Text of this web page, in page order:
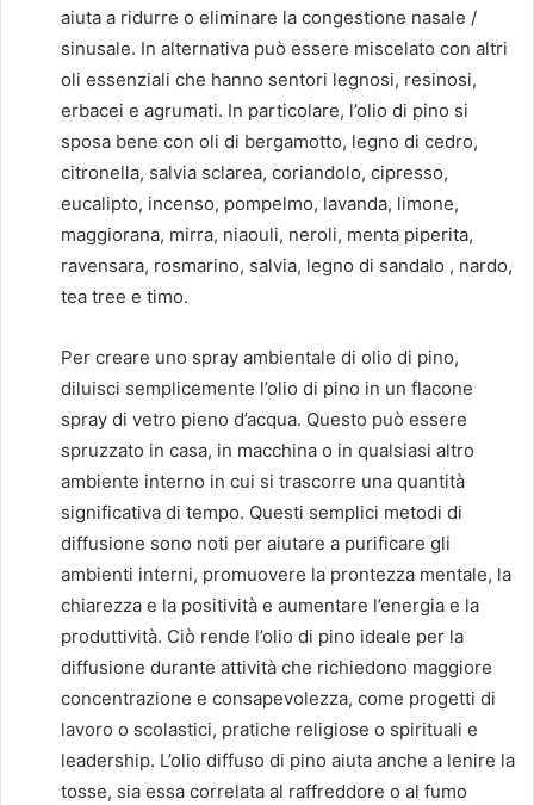
aiuta a ridurre o eliminare la congestione nasale /
sinusale. In alternativa può essere miscelato con altri
oli essenziali che hanno sentori legnosi, resinosi,
erbacei e agrumati. In particolare, l’olio di pino si
sposa bene con oli di bergamotto, legno di cedro,
citronella, salvia sclarea, coriandolo, cipresso,
eucalipto, incenso, pompelmo, lavanda, limone,
maggiorana, mirra, niaouli, neroli, menta piperita,
ravensara, rosmarino, salvia, legno di sandalo , nardo,
tea tree e timo.
Per creare uno spray ambientale di olio di pino,
diluisci semplicemente l’olio di pino in un flacone
spray di vetro pieno d’acqua. Questo può essere
spruzzato in casa, in macchina o in qualsiasi altro
ambiente interno in cui si trascorre una quantità
significativa di tempo. Questi semplici metodi di
diffusione sono noti per aiutare a purificare gli
ambienti interni, promuovere la prontezza mentale, la
chiarezza e la positività e aumentare l’energia e la
produttività. Ciò rende l’olio di pino ideale per la
diffusione durante attività che richiedono maggiore
concentrazione e consapevolezza, come progetti di
lavoro o scolastici, pratiche religiose o spirituali e
leadership. L’olio diffuso di pino aiuta anche a lenire la
tosse, sia essa correlata al raffreddore o al fumo